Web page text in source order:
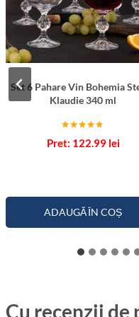
Set 6 Pahare Vin Bohemia
Klaudie 340 ml
5.00
122.99 lei
ADAUGĂ ÎN COȘ
Cu recenzii de